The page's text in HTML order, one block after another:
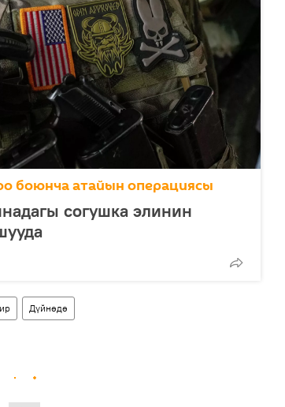
боюнча атайын операциясы
согушка элинин
Дүйнөдө